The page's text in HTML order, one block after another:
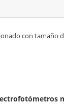
con tamaño